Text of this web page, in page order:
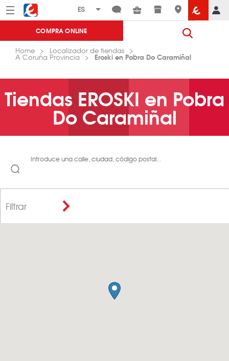
Menú Eroski
COMPRA ONLINE
Home Localizador de tiendas
A Coruña Provincia Eroski en Pobra Do Caramiñal
Tiendas EROSKI en Pobra
Do Caramiñal
Introduce una calle, ciudad, código postal...